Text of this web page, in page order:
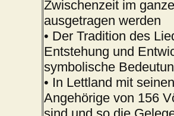
Zwischenzeit im
ausgetragen werden
• Der Tradition des
Entstehung und
symbolische
• In Lettland mit
Angehörige von 156